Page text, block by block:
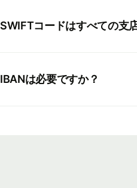
SWIFTコードはすべての支
IBANは必要ですか？